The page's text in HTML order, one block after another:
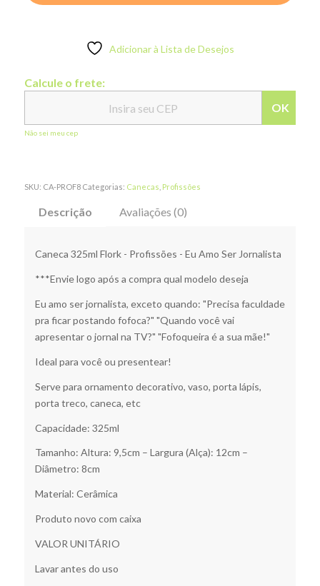
Adicionar à Lista de Desejos
Calcule o frete:
OK
Não sei meu cep
SKU: CA-PROF8 Categorias: Canecas Profissões
Descrição Avaliações (0)
Caneca 325ml Flork - Profissões - Eu Amo Ser Jornalista
***Envie logo após a compra qual modelo deseja
Eu amo ser jornalista, exceto quando: "Precisa faculdade
pra ficar postando fofoca?" "Quando você vai
apresentar o jornal na TV?" "Fofoqueira é a sua mãe!"
Ideal para você ou presentear!
Serve para ornamento decorativo, vaso, porta lápis,
porta treco, caneca, etc
Capacidade: 325ml
Tamanho: Altura: 9,5cm – Largura (Alça): 12cm –
Diâmetro: 8cm
Material: Cerâmica
Produto novo com caixa
VALOR UNITÁRIO
Lavar antes do uso